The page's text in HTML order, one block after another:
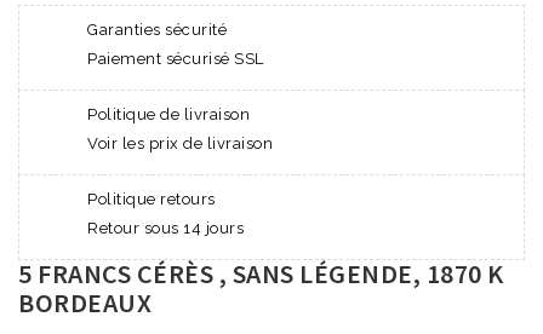
Garanties sécurité
Paiement sécurisé SSL
Politique de livraison
Voir les prix de livraison
Politique retours
Retour sous 14 jours
5 FRANCS CÉRÈS , SANS LÉGENDE, 1870 K
BORDEAUX